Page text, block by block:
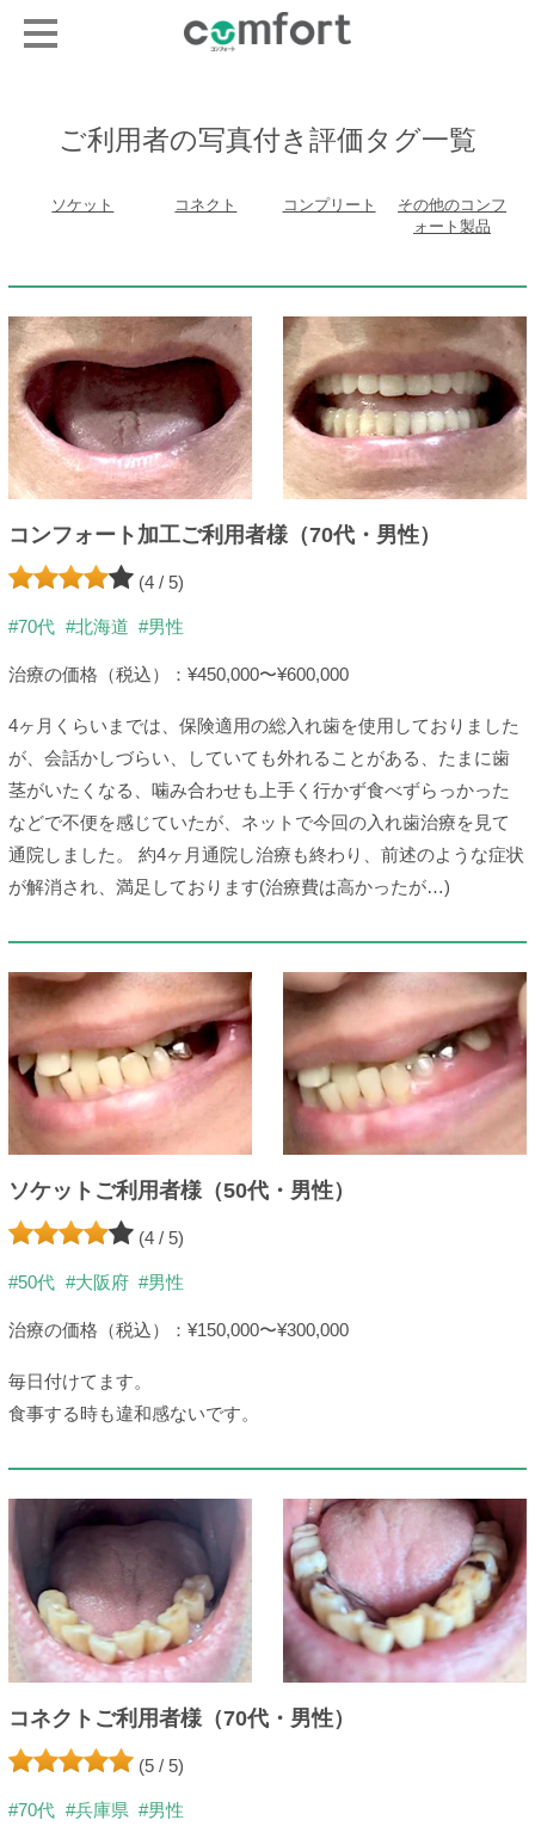
ご利用者の写真付き評価タグ一覧
ソケット コネクト コンプリート
その他のコンフ
ォート製品
コンフォート加工ご利用者様（70代・男性）
(4 / 5)
#70代 #北海道 #男性
治療の価格（税込）：¥450,000〜¥600,000
4ヶ月くらいまでは、保険適用の総入れ歯を使用しておりました
が、会話かしづらい、していても外れることがある、たまに歯
茎がいたくなる、噛み合わせも上手く行かず食べずらっかった
などで不便を感じていたが、ネットで今回の入れ歯治療を見て
通院しました。 約4ヶ月通院し治療も終わり、前述のような症状
が解消され、満足しております(治療費は高かったが…)
ソケットご利用者様（50代・男性）
(4 / 5)
#50代 #大阪府 #男性
治療の価格（税込）：¥150,000〜¥300,000
毎日付けてます。
食事する時も違和感ないです。
コネクトご利用者様（70代・男性）
(5 / 5)
#70代 #兵庫県 #男性